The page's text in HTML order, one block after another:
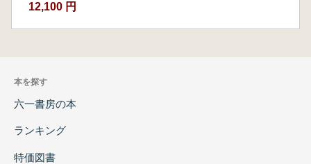
12,100 円
本を探す
六一書房の本
ランキング
特価図書